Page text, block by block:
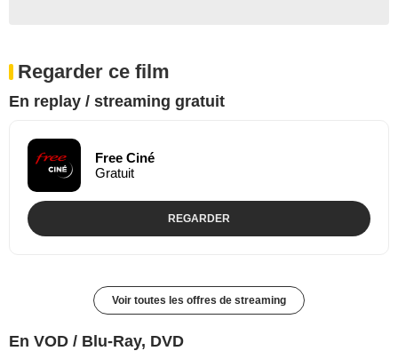
Regarder ce film
En replay / streaming gratuit
Free Ciné
Gratuit
REGARDER
Voir toutes les offres de streaming
En VOD / Blu-Ray, DVD